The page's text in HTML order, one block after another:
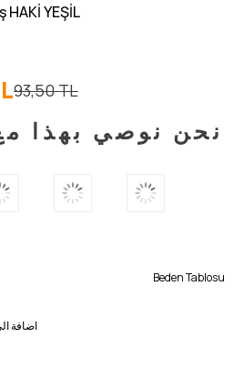
YEŞİL
93,50 TL
نحن نوصي بهذا
Beden Tablosu
اضافة